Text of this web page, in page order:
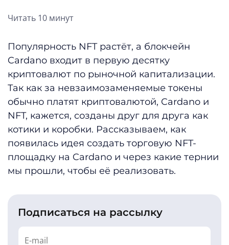
Читать 10 минут
Популярность NFT растёт, а блокчейн
Cardano входит в первую десятку
криптовалют по рыночной капитализации.
Так как за невзаимозаменяемые токены
обычно платят криптовалютой, Cardano и
NFT, кажется, созданы друг для друга как
котики и коробки. Рассказываем, как
появилась идея создать торговую NFT-
площадку на Cardano и через какие тернии
мы прошли, чтобы её реализовать.
Подписаться на рассылку